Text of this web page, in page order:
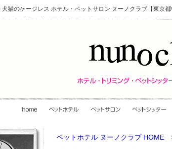
猫のケージレス ホテル・ペットサロン ヌーノクラブ【東京都
ペットホテル ヌーノクラブ HOME